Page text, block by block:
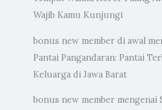
Wajib Kamu Kunjungi
bonus new member di awal
Pantai Pangandaran: Pantai
Keluarga di Jawa Barat
bonus new member mengenai